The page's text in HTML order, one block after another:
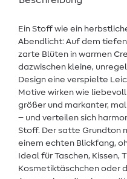
Ein Stoff wie ein
Abendlicht: Auf dem
zarte Blüten in warmen
dazwischen kleine,
Design eine verspielte
Motive wirken wie
größer und markanter,
– und verteilen sich
Stoff. Der satte Grundton
einem echten Blickfang,
Ideal für Taschen, Kissen,
Kosmetiktäschchen oder